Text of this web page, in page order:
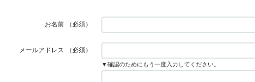
お名前 （必須）
メールアドレス （必須）
▼確認のためにもう一度入力してください。